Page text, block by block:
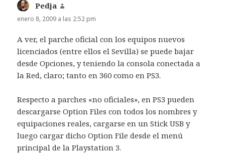
Pedja
enero 8, 2009 a las 2:52 pm
A ver, el parche oficial con los equipos nuevos
licenciados (entre ellos el Sevilla) se puede bajar
desde Opciones, y teniendo la consola conectada a
la Red, claro; tanto en 360 como en PS3.
Respecto a parches «no oficiales», en PS3 pueden
descargarse Option Files con todos los nombres y
equipaciones reales, cargarse en un Stick USB y
luego cargar dicho Option File desde el menú
principal de la Playstation 3.